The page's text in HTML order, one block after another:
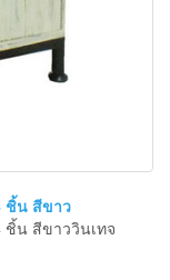
ชิ้น สีขาว
ชิ้น สีขาววินเทจ